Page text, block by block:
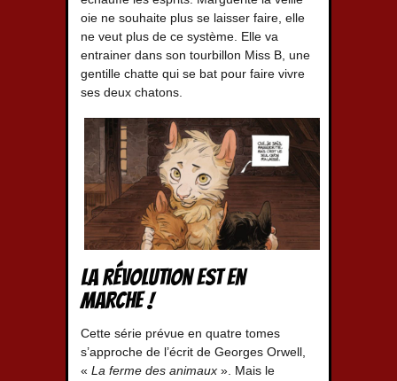
oie ne souhaite plus se laisser faire, elle
ne veut plus de ce système. Elle va
entrainer dans son tourbillon Miss B, une
gentille chatte qui se bat pour faire vivre
ses deux chatons.
La révolution est en
marche !
Cette série prévue en quatre tomes
s’approche de l’écrit de Georges Orwell,
« La ferme des animaux ». Mais le